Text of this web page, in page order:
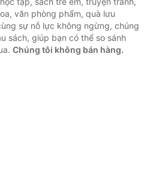
văn phòng phẩm, quà lưu
sự nỗ lực không ngừng, chúng
sách, giúp bạn có thể so sánh
Chúng tôi không bán hàng.